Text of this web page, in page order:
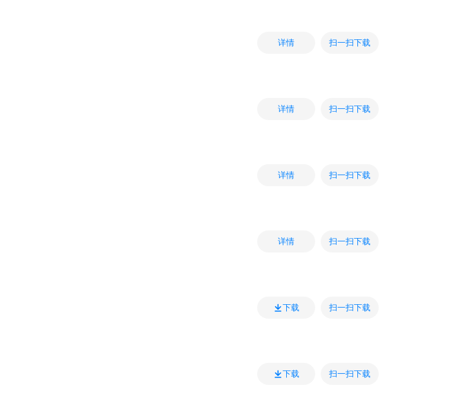
详情 扫一扫下载
详情 扫一扫下载
详情 扫一扫下载
详情 扫一扫下载
下载 扫一扫下载
下载 扫一扫下载